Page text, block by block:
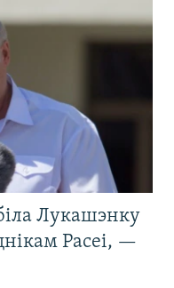
Лукашэнку
Расеі, —